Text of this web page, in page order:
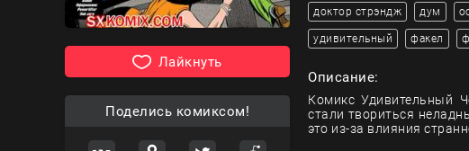
Лайкнуть
Поделись комиксом!
доктор стрэндж дум
удивительный факел
Описание:
Комикс Удивительный
стали твориться
это из-за влияния